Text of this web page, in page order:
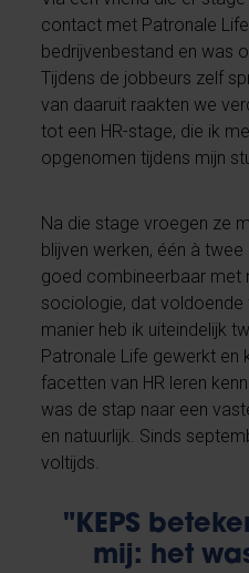
contact met Patronale
bedrijvenbestand en was
Tijdens de jobbeurs zelf
van daaruit raakten we
tot een HR-stage, die ik
opgenomen tijdens mijn
Na die stage vroegen ze
blijven werken, één à
goed combineerbaar met
sociologie, dat voldoende
manier heb ik uiteindelijk
Patronale Life gewerkt en
facetten van HR leren
was de stap naar een
en natuurlijk. Sinds
voltijds.
"KEPS
mij: het